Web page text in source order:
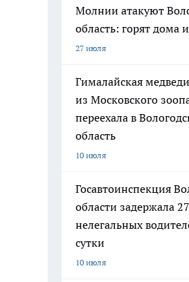
Молнии атакуют
область: горят дома
27 июля
Гималайская
из Московского
переехала в
область
10 июля
Госавтоинспекция
области задержала 27
нелегальных
сутки
10 июля